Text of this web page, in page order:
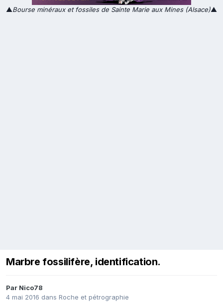
▲Bourse minéraux et fossiles de Sainte Marie aux Mines (Alsace)▲
Marbre fossilifère, identification.
Par Nico78
4 mai 2016 dans Roche et pétrographie